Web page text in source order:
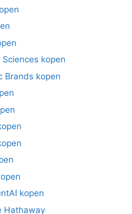
kopen
Brands kopen
kopen
Hathaway